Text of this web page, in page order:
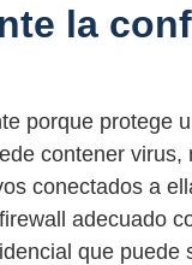
la
porque protege
contener
conectados a
adecuado
que puede